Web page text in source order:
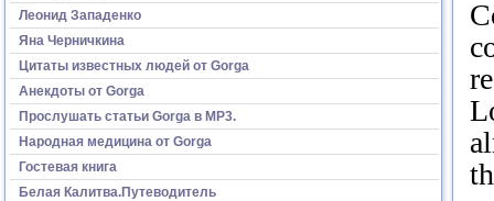
Леонид Западенко
Яна Черничкина
Цитаты известных людей от Gorga
Анекдоты от Gorga
Прослушать статьи Gorga в МР3.
Народная медицина от Gorga
Гостевая книга
Белая Калитва.Путеводитель